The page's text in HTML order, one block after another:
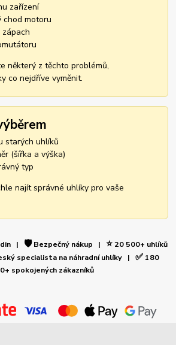
zařízení
chod motoru
některý z těchto problémů,
co nejdříve vyměnit.
starých uhlíků
(šířka a výška)
typ
najít správné uhlíky pro vaše
| 🛡️Bezpečný nákup | ⭐20 500+ uhlíků
specialista na náhradní uhlíky | ✅180
spokojených zákazníků